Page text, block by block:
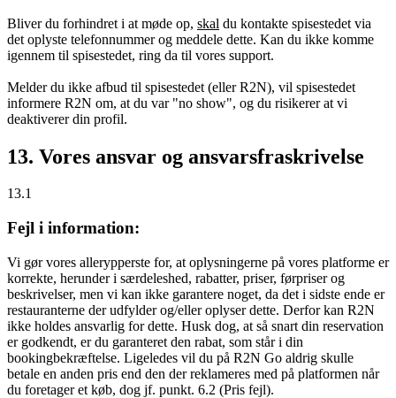
Bliver du forhindret i at møde op, skal du kontakte spisestedet via
det oplyste telefonnummer og meddele dette. Kan du ikke komme
igennem til spisestedet, ring da til vores support.
Melder du ikke afbud til spisestedet (eller R2N), vil spisestedet
informere R2N om, at du var "no show", og du risikerer at vi
deaktiverer din profil.
13. Vores ansvar og ansvarsfraskrivelse
13.1
Fejl i information:
Vi gør vores allerypperste for, at oplysningerne på vores platforme er
korrekte, herunder i særdeleshed, rabatter, priser, førpriser og
beskrivelser, men vi kan ikke garantere noget, da det i sidste ende er
restauranterne der udfylder og/eller oplyser dette. Derfor kan R2N
ikke holdes ansvarlig for dette. Husk dog, at så snart din reservation
er godkendt, er du garanteret den rabat, som står i din
bookingbekræftelse. Ligeledes vil du på R2N Go aldrig skulle
betale en anden pris end den der reklameres med på platformen når
du foretager et køb, dog jf. punkt. 6.2 (Pris fejl).